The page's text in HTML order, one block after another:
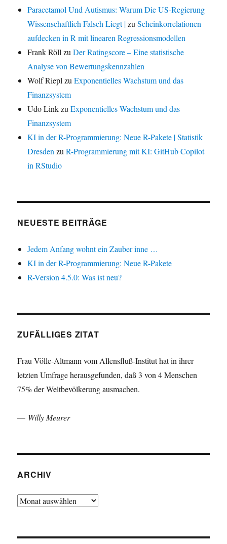
Paracetamol Und Autismus: Warum Die US-Regierung
Wissenschaftlich Falsch Liegt |zuScheinkorrelationen
aufdecken in R mit linearen Regressionsmodellen
Frank Röll zuDer Ratingscore – Eine statistische
Analyse von Bewertungskennzahlen
Wolf Riepl zuExponentielles Wachstum und das
Finanzsystem
Udo LinkzuExponentielles Wachstum und das
Finanzsystem
KI in der R-Programmierung: Neue R-Pakete | Statistik
Dresden zuR-Programmierung mit KI: GitHub Copilot
in RStudio
NEUESTE BEITRÄGE
Jedem Anfang wohnt ein Zauber inne …
KI in der R-Programmierung: Neue R-Pakete
R-Version 4.5.0: Was ist neu?
ZUFÄLLIGES ZITAT
Frau Völle-Altmann vom Allensfluß-Institut hat in ihrer
letzten Umfrage herausgefunden, daß 3 von 4 Menschen
75% der Weltbevölkerung ausmachen.
— Willy Meurer
ARCHIV
Archiv